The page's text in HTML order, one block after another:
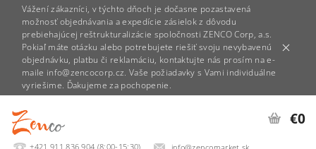
Vážení zákazníci, v týchto dňoch je dočasne pozastavená
možnosť objednávania a expedície zásielok z dôvodu
prebiehajúcej reštrukturalizácie spoločnosti ZENCO Corp, a.s.
Pokiaľ máte otázku alebo potrebujete riešiť svoju nevybavenú
objednávku, platbu či reklamáciu, kontaktujte nás prosím na e-
maile info@zencocorp.cz. Vaše požiadavky s Vami individuálne
vyriešime. Ďakujeme za pochopenie.
+421 911 836 904 (8:00-15:30) info@zencomarket.sk
€0